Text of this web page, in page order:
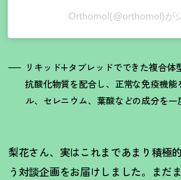
Orthomol(@orthomol)が
リキッド+タブレッドでできた複合体
抗酸化物質を配合し、正常な免疫機
ル、セレニウム、葉酸などの成分を一
梨花さん、実はこれまであまり積極
う対談企画をお届けしました。まだ